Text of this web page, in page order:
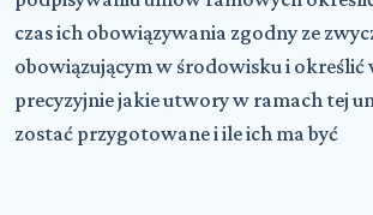
czas ich obowiązywania zgodny ze
obowiązującym w środowisku i określić
precyzyjnie jakie utwory w ramach tej
zostać przygotowane i ile ich ma być